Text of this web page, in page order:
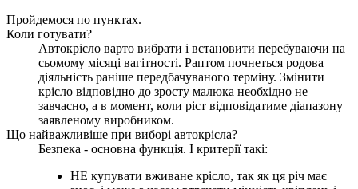
Пройдемося по пунктах.
Коли готувати?
Автокрісло варто вибрати і встановити перебуваючи на
сьомому місяці вагітності. Раптом почнеться родова
діяльність раніше передбачуваного терміну. Змінити
крісло відповідно до зросту малюка необхідно не
завчасно, а в момент, коли ріст відповідатиме діапазону
заявленому виробником.
Що найважливіше при виборі автокрісла?
Безпека - основна функція. І критерії такі:
НЕ купувати вживане крісло, так як ця річ має